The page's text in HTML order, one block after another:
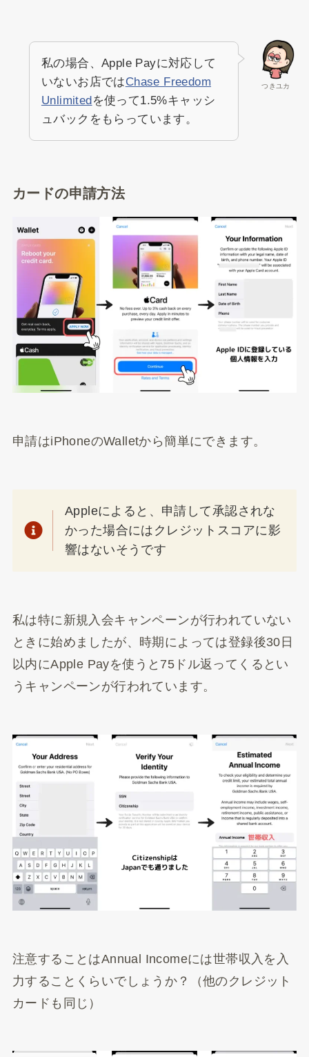
つきユカ
私の場合、Apple Payに対応して
いないお店ではChase Freedom
Unlimited を使って1.5%キャッシ
ュバックをもらっています。
カードの申請方法
申請はiPhoneのWalletから簡単にできます。
Appleによると、申請して承認されな
かった場合にはクレジットスコアに影
響はないそうです
私は特に新規入会キャンペーンが行われていない
ときに始めましたが、時期によっては登録後30日
以内にApple Payを使うと75ドル返ってくるとい
うキャンペーンが行われています。
注意することはAnnual Incomeには世帯収入を入
力することくらいでしょうか？（他のクレジット
カードも同じ）